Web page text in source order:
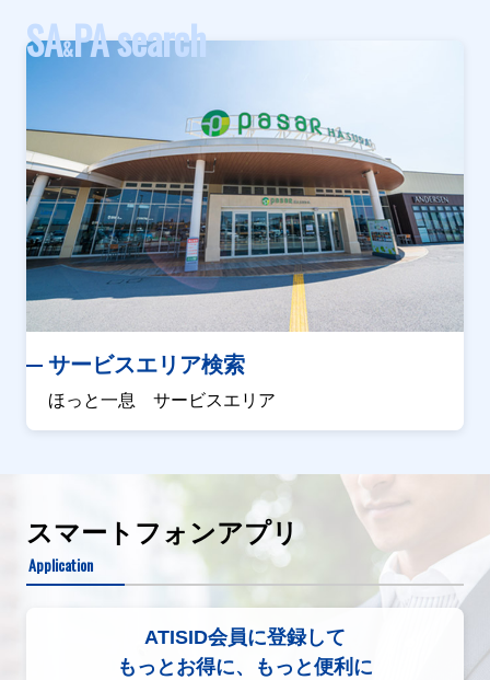
SA&PA search
サービスエリア検索
ほっと一息 サービスエリア
スマートフォンアプリ
Application
ATISID会員に登録して
もっとお得に、もっと便利に